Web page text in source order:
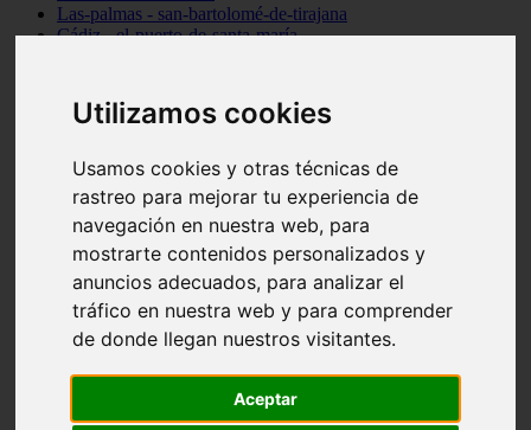
Utilizamos cookies
Usamos cookies y otras técnicas de
rastreo para mejorar tu experiencia de
navegación en nuestra web, para
mostrarte contenidos personalizados y
anuncios adecuados, para analizar el
tráfico en nuestra web y para comprender
de donde llegan nuestros visitantes.
Aceptar
Las-palmas - san-bartolomé-de-tirajana
Cádiz - el-puerto-de-santa-maría
Santa-cruz-de-tenerife - los-llanos-de-aridane
Cantabria - suances
Granada - monachil
Huesca - isábena
Huesca - alquézar
Huesca - castejón-de-sos
Sevilla - marinaleda
Córdoba - almedinilla
Navarra - zangoza
Cantabria - arenas-de-iguña
Barcelona - la-pobla-de-lillet
Las-palmas - yaiza